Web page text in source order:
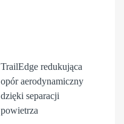
TrailEdge redukująca
opór aerodynamiczny
dzięki separacji
powietrza